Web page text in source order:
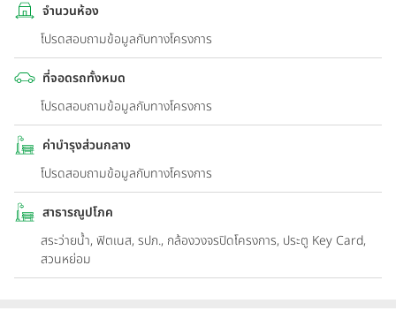
จำนวนห้อง
โปรดสอบถามข้อมูลกับทางโครงการ
ที่จอดรถทั้งหมด
โปรดสอบถามข้อมูลกับทางโครงการ
ค่าบำรุงส่วนกลาง
โปรดสอบถามข้อมูลกับทางโครงการ
สาธารณูปโภค
สระว่ายน้ำ, ฟิตเนส, รปภ., กล้องวงจรปิดโครงการ, ประตู Key Card,
สวนหย่อม